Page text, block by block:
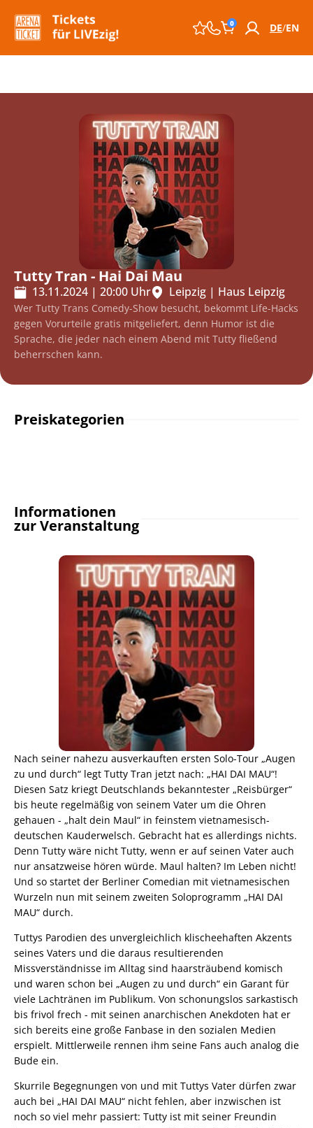
0 DE EN
Tutty Tran - Hai Dai Mau
13.11.2024 | 20:00 Uhr Leipzig | Haus Leipzig
Wer Tutty Trans Comedy-Show besucht, bekommt Life-Hacks
gegen Vorurteile gratis mitgeliefert, denn Humor ist die
Sprache, die jeder nach einem Abend mit Tutty fließend
beherrschen kann.
Preiskategorien
Informationen
zur Veranstaltung
Nach seiner nahezu ausverkauften ersten Solo-Tour „Augen
zu und durch“ legt Tutty Tran jetzt nach: „HAI DAI MAU“!
Diesen Satz kriegt Deutschlands bekanntester „Reisbürger“
bis heute regelmäßig von seinem Vater um die Ohren
gehauen - „halt dein Maul“ in feinstem vietnamesisch-
deutschen Kauderwelsch. Gebracht hat es allerdings nichts.
Denn Tutty wäre nicht Tutty, wenn er auf seinen Vater auch
nur ansatzweise hören würde. Maul halten? Im Leben nicht!
Und so startet der Berliner Comedian mit vietnamesischen
Wurzeln nun mit seinem zweiten Soloprogramm „HAI DAI
MAU“ durch.
Tuttys Parodien des unvergleichlich klischeehaften Akzents
seines Vaters und die daraus resultierenden
Missverständnisse im Alltag sind haarsträubend komisch
und waren schon bei „Augen zu und durch“ ein Garant für
viele Lachtränen im Publikum. Von schonungslos sarkastisch
bis frivol frech - mit seinen anarchischen Anekdoten hat er
sich bereits eine große Fanbase in den sozialen Medien
erspielt. Mittlerweile rennen ihm seine Fans auch analog die
Bude ein.
Skurrile Begegnungen von und mit Tuttys Vater dürfen zwar
auch bei „HAI DAI MAU“ nicht fehlen, aber inzwischen ist
noch so viel mehr passiert: Tutty ist mit seiner Freundin